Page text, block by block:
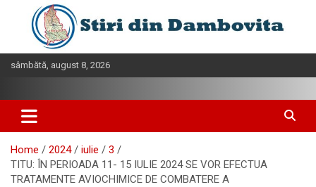
content
sâmbătă, august 8, 2026
Home 2024 iulie
3
TITU: ÎN PERIOADA 11- 15 IULIE 2024 SE VOR EFECTUA
TRATAMENTE AVIOCHIMICE DE COMBATERE A